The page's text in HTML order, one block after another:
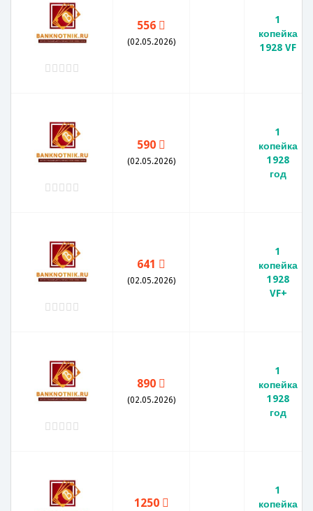
556
(02.05.2026)
1
копейка
1928 VF
590
(02.05.2026)
1
копейка
1928
год
641
(02.05.2026)
1
копейка
1928
VF+
890
(02.05.2026)
1
копейка
1928
год
1250
1
копейка